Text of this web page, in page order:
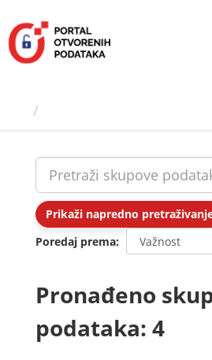
sadržaj
Prikaži napredno
Poredaj prema
Pronađeno
podataka: 4